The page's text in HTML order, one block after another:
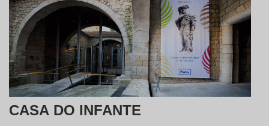
PRODUTOS
CASA DO INFANTE